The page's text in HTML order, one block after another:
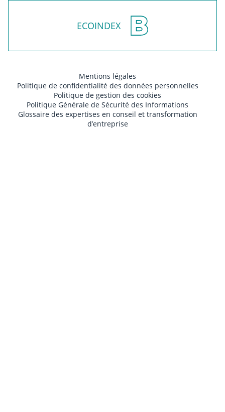
ECOINDEX
Mentions légales
Politique de confidentialité des données personnelles
Politique de gestion des cookies
Politique Générale de Sécurité des Informations
Glossaire des expertises en conseil et transformation
d’entreprise